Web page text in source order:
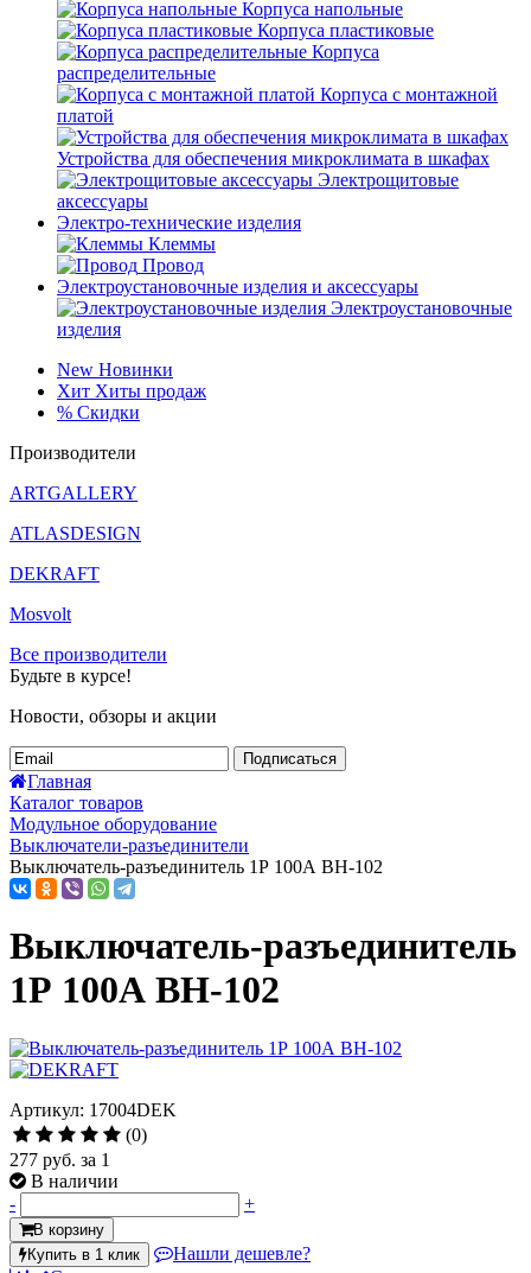
Корпуса напольные
Корпуса пластиковые
Корпуса
распределительные
Корпуса с монтажной
платой
Устройства для обеспечения микроклимата в шкафах
Электрощитовые
аксессуары
Электро-технические изделия
Клеммы
Провод
Электроустановочные изделия и аксессуары
Электроустановочные
изделия
New Новинки
Хит Хиты продаж
% Скидки
Производители
ARTGALLERY
ATLASDESIGN
DEKRAFT
Mosvolt
Все производители
Будьте в курсе!
Новости, обзоры и акции
Подписаться
Главная
Каталог товаров
Модульное оборудование
Выключатели-разъединители
Выключатель-разъединитель 1Р 100А ВН-102
Выключатель-разъединитель
1Р 100А ВН-102
Артикул: 17004DEK
(0)
277 руб. за 1
В наличии
-
+
В корзину
Купить в 1 клик
Нашли дешевле?